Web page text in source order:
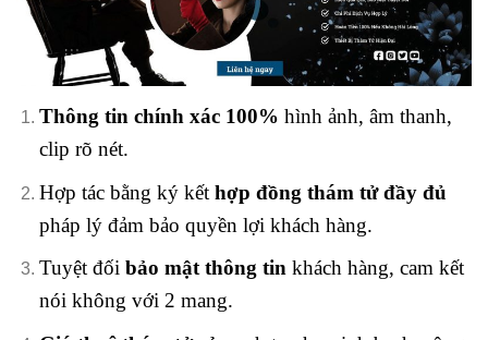
Thông tin chính xác 100% hình ảnh, âm thanh,
clip rõ nét.
Hợp tác bằng ký kết hợp đồng thám tử đầy đủ
pháp lý đảm bảo quyền lợi khách hàng.
Tuyệt đối bảo mật thông tinkhách hàng, cam kết
nói không với 2 mang.